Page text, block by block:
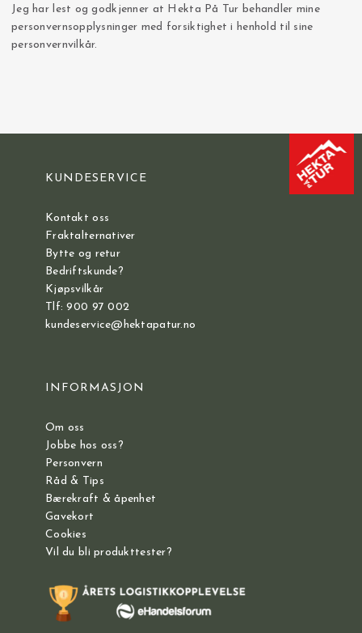
Jeg har lest og godkjenner at Hekta På Tur behandler mine
personvernsopplysninger med forsiktighet i henhold til sine
personvernvilkår.
KUNDESERVICE
Kontakt oss
Fraktalternativer
Bytte og retur
Bedriftskunde?
Kjøpsvilkår
Tlf: 900 97 002
kundeservice@hektapatur.no
INFORMASJON
Om oss
Jobbe hos oss?
Personvern
Råd & Tips
Bærekraft & åpenhet
Gavekort
Cookies
Vil du bli produkttester?